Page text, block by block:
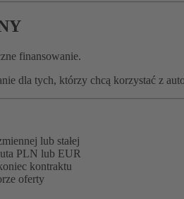
finansowanie.
dla tych, którzy chcą korzystać z
lub stałej
PLN lub EUR
kontraktu
oferty